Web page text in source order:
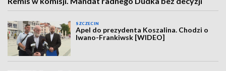
SZCZECIN
Apel do prezydenta Koszalina. Chodzi o
Iwano-Frankiwsk [WIDEO]